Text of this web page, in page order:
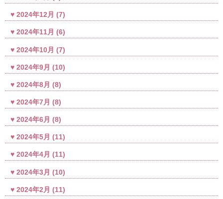
2024年12月 (7)
2024年11月 (6)
2024年10月 (7)
2024年9月 (10)
2024年8月 (8)
2024年7月 (8)
2024年6月 (8)
2024年5月 (11)
2024年4月 (11)
2024年3月 (10)
2024年2月 (11)